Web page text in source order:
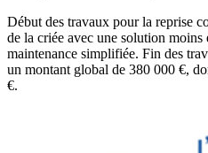
Début des travaux pour la reprise
de la criée avec une solution moins
maintenance simplifiée. Fin des
un montant global de 380 000 €,
€.